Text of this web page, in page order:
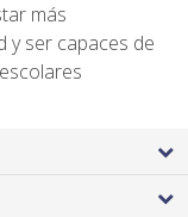
más
y ser capaces de